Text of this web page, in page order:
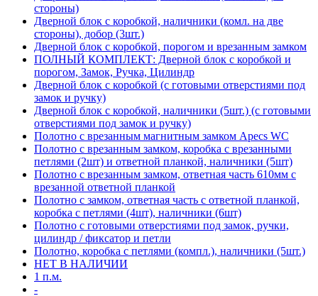
стороны)
Дверной блок с коробкой, наличники (комл. на две
стороны), добор (3шт.)
Дверной блок с коробкой, порогом и врезанным замком
ПОЛНЫЙ КОМПЛЕКТ: Дверной блок с коробкой и
порогом, Замок, Ручка, Цилиндр
Дверной блок с коробкой (с готовыми отверстиями под
замок и ручку)
Дверной блок с коробкой, наличники (5шт.) (с готовыми
отверстиями под замок и ручку)
Полотно с врезанным магнитным замком Apecs WC
Полотно с врезанным замком, коробка с врезанными
петлями (2шт) и ответной планкой, наличники (5шт)
Полотно с врезанным замком, ответная часть 610мм с
врезанной ответной планкой
Полотно с замком, ответная часть с ответной планкой,
коробка с петлями (4шт), наличники (6шт)
Полотно с готовыми отверстиями под замок, ручки,
цилиндр / фиксатор и петли
Полотно, коробка с петлями (компл.), наличники (5шт.)
НЕТ В НАЛИЧИИ
1 п.м.
-